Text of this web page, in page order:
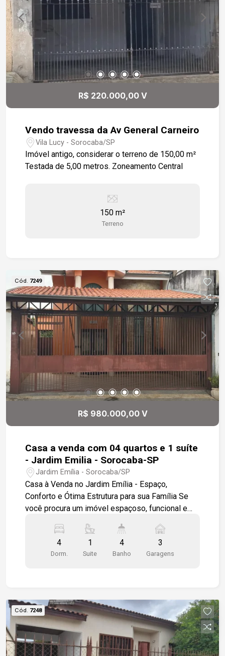
compara ao bem-estar que você terá aqui. Venha
se encantar!
R$ 220.000,00 V
Vendo travessa da Av General Carneiro
Vila Lucy - Sorocaba/SP
Imóvel antigo, considerar o terreno de 150,00 m²
Testada de 5,00 metros. Zoneamento Central
150 m²
Terreno
Cód. 7249
R$ 980.000,00 V
Casa a venda com 04 quartos e 1 suíte
- Jardim Emilia - Sorocaba-SP
Jardim Emília - Sorocaba/SP
Casa à Venda no Jardim Emília - Espaço,
Conforto e Ótima Estrutura para sua Família Se
você procura um imóvel espaçoso, funcional e
excelente oportunidade. Localizada em um dos
bairros mais tradicionais e valorizados de
Sorocaba, a residência oferece ambientes
suíte, proporcionando conforto e privacidade para
toda a família. Os quartos possuem boa
ventilação e iluminação natural, criando
ambientes agradáveis e acolhedores. A área
social da casa é composta por sala de estar e
4
Dorm.
1
Suite
4
Banho
3
Garagens
Cód. 7248